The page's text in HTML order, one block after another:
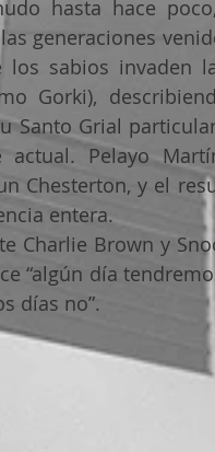
hasta hace
generaciones
sabios invaden
Gorki),
Santo Grial
Pelayo
Chesterton, y el
entera.
Charlie Brown y
“algún día
días no”.